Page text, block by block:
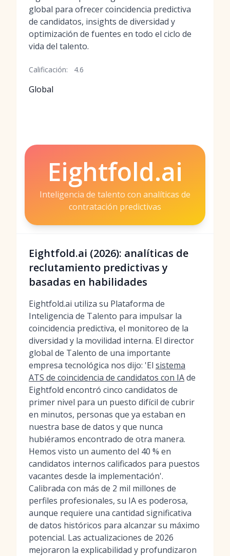
global para ofrecer coincidencia predictiva
de candidatos, insights de diversidad y
optimización de fuentes en todo el ciclo de
vida del talento.
Calificación: 4.6
Global
Eightfold.ai
Inteligencia de talento con analíticas de
contratación predictivas
Eightfold.ai (2026): analíticas de
reclutamiento predictivas y
basadas en habilidades
Eightfold.ai utiliza su Plataforma de
Inteligencia de Talento para impulsar la
coincidencia predictiva, el monitoreo de la
diversidad y la movilidad interna. El director
global de Talento de una importante
empresa tecnológica nos dijo: 'El sistema
ATS de coincidencia de candidatos con IAde
Eightfold encontró cinco candidatos de
primer nivel para un puesto difícil de cubrir
en minutos, personas que ya estaban en
nuestra base de datos y que nunca
hubiéramos encontrado de otra manera.
Hemos visto un aumento del 40 % en
candidatos internos calificados para puestos
vacantes desde la implementación'.
Calibrada con más de 2 mil millones de
perfiles profesionales, su IA es poderosa,
aunque requiere una cantidad significativa
de datos históricos para alcanzar su máximo
potencial. Las actualizaciones de 2026
mejoraron la explicabilidad y profundizaron